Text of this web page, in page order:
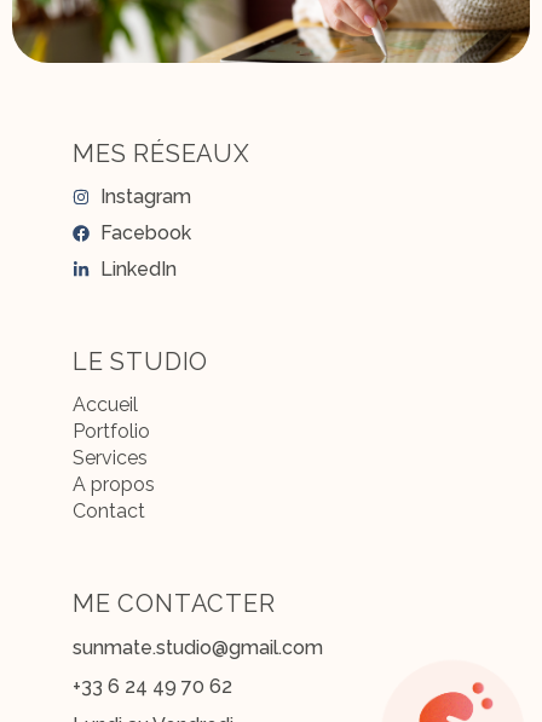
MES RÉSEAUX
Instagram
Facebook
LinkedIn
LE STUDIO
Accueil
Portfolio
Services
A propos
Contact
ME CONTACTER
sunmate.studio@gmail.com
+33 6 24 49 70 62